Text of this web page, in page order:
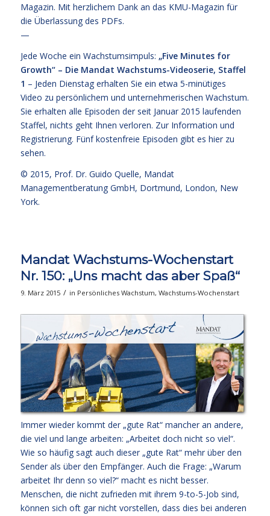
Magazin. Mit herzlichem Dank an das KMU-Magazin für
die Überlassung des PDFs.
—
Jede Woche ein Wachstumsimpuls: „Five Minutes for
Growth“ – Die Mandat Wachstums-Videoserie, Staffel
1 – Jeden Dienstag erhalten Sie ein etwa 5-minütiges
Video zu persönlichem und unternehmerischen Wachstum.
Sie erhalten alle Episoden der seit Januar 2015 laufenden
Staffel, nichts geht Ihnen verloren. Zur Information und
Registrierung. Fünf kostenfreie Episoden gibt es hier zu
sehen.
© 2015, Prof. Dr. Guido Quelle, Mandat
Managementberatung GmbH, Dortmund, London, New
York.
Mandat Wachstums-Wochenstart
Nr. 150: „Uns macht das aber Spaß“
9. März 2015 / in Persönliches Wachstum, Wachstums-Wochenstart
Immer wieder kommt der „gute Rat“ mancher an andere,
die viel und lange arbeiten: „Arbeitet doch nicht so viel“.
Wie so häufig sagt auch dieser „gute Rat“ mehr über den
Sender als über den Empfänger. Auch die Frage: „Warum
arbeitet Ihr denn so viel?“ macht es nicht besser.
Menschen, die nicht zufrieden mit ihrem 9-to-5-Job sind,
können sich oft gar nicht vorstellen, dass dies bei anderen